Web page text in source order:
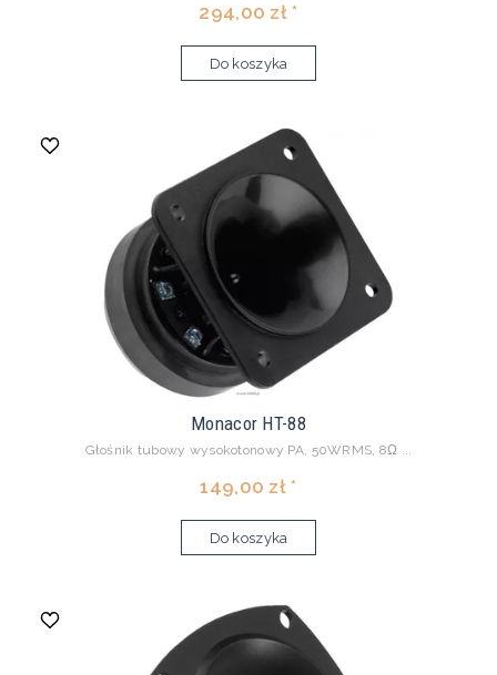
294,00 zł *
Do koszyka
Monacor HT-88
Głośnik tubowy wysokotonowy PA, 50WRMS, 8Ω ...
149,00 zł *
Do koszyka